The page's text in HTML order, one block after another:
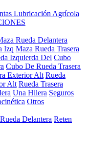
Lubricación Agrícola
Rueda Delantera
Izq Maza Rueda Trasera
Izquierda Del Cubo
Cubo De Rueda Trasera
Exterior Alt Rueda
Alt Rueda Trasera
Una Hilera Seguros
Otros
Delantera Reten